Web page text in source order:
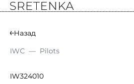
Назад
IWC — Pilots
IW324010